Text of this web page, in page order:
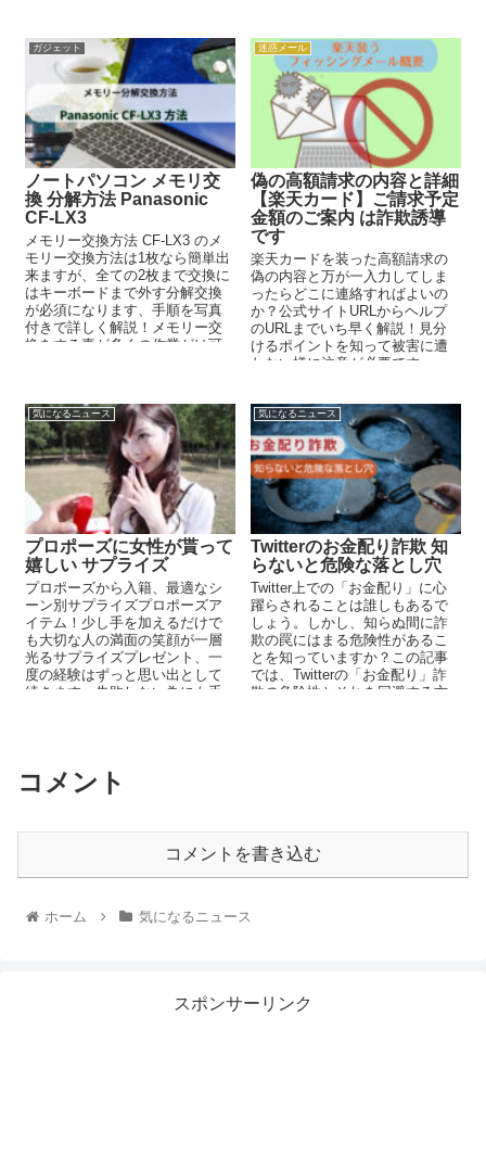
ガジェット
ノートパソコン メモリ交
換 分解方法 Panasonic
CF-LX3
メモリー交換方法 CF-LX3 のメ
モリー交換方法は1枚なら簡単出
来ますが、全ての2枚まで交換に
はキーボードまで外す分解交換
が必須になります、手順を写真
付きで詳しく解説！メモリー交
換をする事が多くの作業がは可
迷惑メール
偽の高額請求の内容と詳細
【楽天カード】ご請求予定
金額のご案内 は詐欺誘導
です
楽天カードを装った高額請求の
偽の内容と万が一入力してしま
ったらどこに連絡すればよいの
か？公式サイトURLからヘルプ
のURLまでいち早く解説！見分
けるポイントを知って被害に遭
わない様に注意が必要です。
気になるニュース
プロポーズに女性が貰って
嬉しい サプライズ
プロポーズから入籍、最適なシ
ーン別サプライズプロポーズア
イテム！少し手を加えるだけで
も大切な人の満面の笑顔が一層
光るサプライズプレゼント、一
度の経験はずっと思い出として
続きます、失敗しない為にも手
気になるニュース
Twitterのお金配り詐欺 知
らないと危険な落とし穴
Twitter上での「お金配り」に心
躍らされることは誰しもあるで
しょう。しかし、知らぬ間に詐
欺の罠にはまる危険性があるこ
とを知っていますか？この記事
では、Twitterの「お金配り」詐
欺の危険性とそれを回避する方
コメント
コメントを書き込む
ホーム 気になるニュース
スポンサーリンク